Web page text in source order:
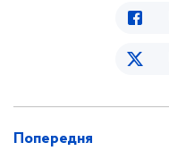
Попередня